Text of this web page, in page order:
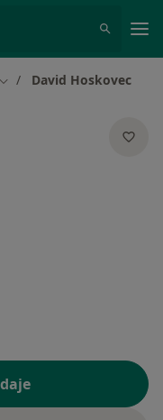
Změna města
David Hoskovec